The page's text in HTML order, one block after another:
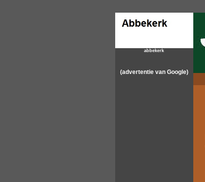
abbekerk
(advertentie van Google)